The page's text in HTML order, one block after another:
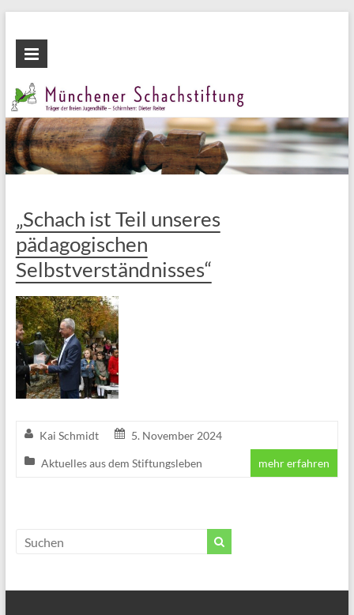
Inhalt
wechseln
Münchener
Schachstiftung
Fördern
durch
Schach
„Schach ist Teil unseres
pädagogischen
Selbstverständnisses“
Kai Schmidt 5. November 2024
Aktuelles aus dem Stiftungsleben mehr erfahren